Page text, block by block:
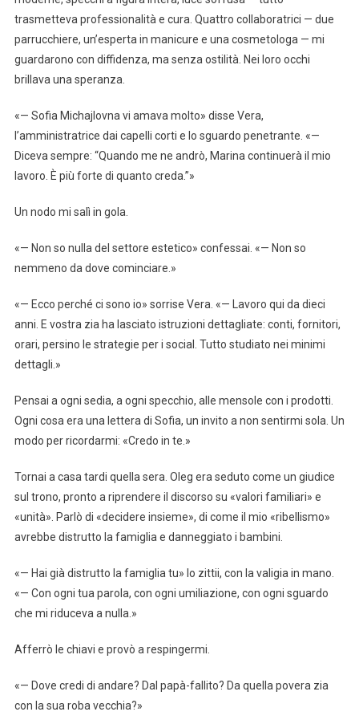
trasmetteva professionalità e cura. Quattro collaboratrici — due
parrucchiere, un’esperta in manicure e una cosmetologa — mi
guardarono con diffidenza, ma senza ostilità. Nei loro occhi
brillava una speranza.
«— Sofia Michajlovna vi amava molto» disse Vera,
l’amministratrice dai capelli corti e lo sguardo penetrante. «—
Diceva sempre: “Quando me ne andrò, Marina continuerà il mio
lavoro. È più forte di quanto creda.”»
Un nodo mi salì in gola.
«— Non so nulla del settore estetico» confessai. «— Non so
nemmeno da dove cominciare.»
«— Ecco perché ci sono io» sorrise Vera. «— Lavoro qui da dieci
anni. E vostra zia ha lasciato istruzioni dettagliate: conti, fornitori,
orari, persino le strategie per i social. Tutto studiato nei minimi
dettagli.»
Pensai a ogni sedia, a ogni specchio, alle mensole con i prodotti.
Ogni cosa era una lettera di Sofia, un invito a non sentirmi sola. Un
modo per ricordarmi: «Credo in te.»
Tornai a casa tardi quella sera. Oleg era seduto come un giudice
sul trono, pronto a riprendere il discorso su «valori familiari» e
«unità». Parlò di «decidere insieme», di come il mio «ribellismo»
avrebbe distrutto la famiglia e danneggiato i bambini.
«— Hai già distrutto la famiglia tu» lo zittii, con la valigia in mano.
«— Con ogni tua parola, con ogni umiliazione, con ogni sguardo
che mi riduceva a nulla.»
Afferrò le chiavi e provò a respingermi.
«— Dove credi di andare? Dal papà-fallito? Da quella povera zia
con la sua roba vecchia?»